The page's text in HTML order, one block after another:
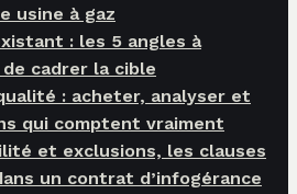
usine à gaz
: les 5 angles à
cadrer la cible
: acheter, analyser et
qui comptent vraiment
et exclusions, les clauses
un contrat d’infogérance